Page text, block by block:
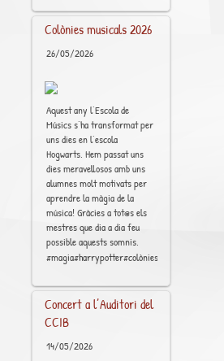
Colònies musicals 2026
26/05/2026
Aquest any l’Escola de
Músics s’ha transformat per
uns dies en l’escola
Hogwarts. Hem passat uns
dies meravellosos amb uns
alumnes molt motivats per
aprendre la màgia de la
música! Gràcies a tot@s els
mestres que dia a dia feu
possible aquests somnis.
#magia#harrypotter#colònies#música#educación
Concert a l’Auditori del
CCIB
14/05/2026